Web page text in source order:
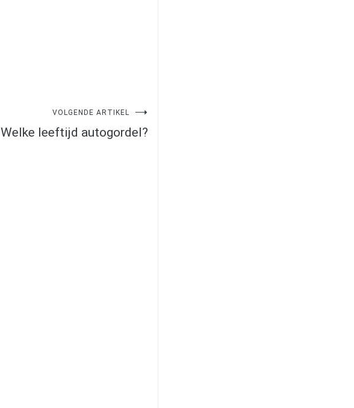
VOLGENDE ARTIKEL
Welke leeftijd autogordel?